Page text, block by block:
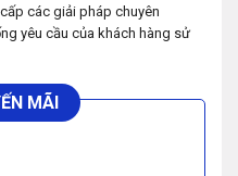
các giải pháp chuyên
yêu cầu của khách hàng sử
MÃI